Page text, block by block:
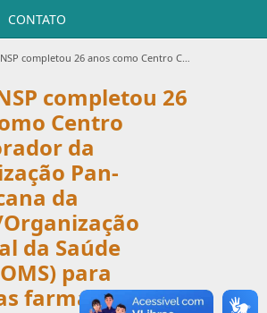
CONTATO
anos como Centro Colaborador da Organização Pan-Americana da Saúde/Organização Mundial da Saúde (Opas/OMS) para políticas farmacêuticas
completou 26
Centro
da
Pan-
da
da Saúde
para
farmacêuticas